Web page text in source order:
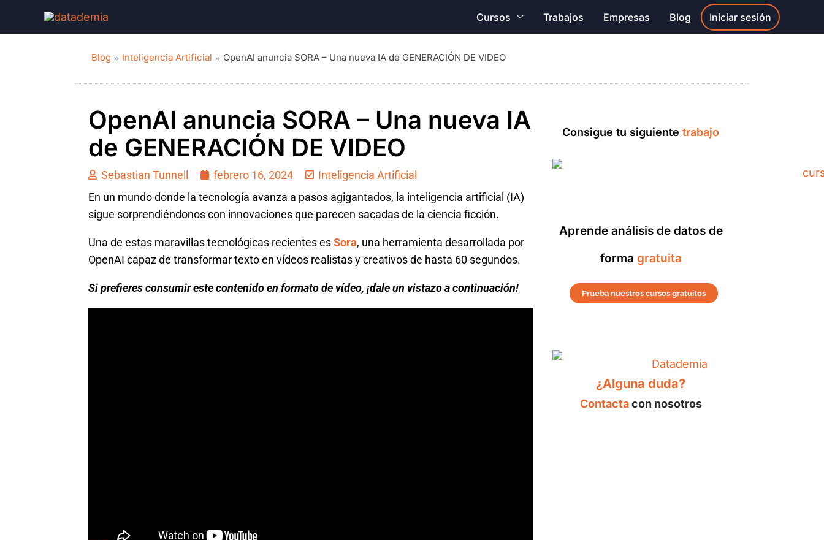
Cursos Trabajos Empresas Blog Iniciar sesión
Blog Inteligencia Artificial OpenAI anuncia SORA – Una nueva IA de GENERACIÓN DE VIDEO
OpenAI anuncia SORA – Una nueva IA
de GENERACIÓN DE VIDEO
Sebastian Tunnell febrero 16, 2024
Inteligencia Artificial
En un mundo donde la tecnología avanza a pasos agigantados, la inteligencia artificial (IA)
sigue sorprendiéndonos con innovaciones que parecen sacadas de la ciencia ficción.
Una de estas maravillas tecnológicas recientes esSora, una herramienta desarrollada por
OpenAI capaz de transformar texto en vídeos realistas y creativos de hasta 60 segundos.
Si prefieres consumir este contenido en formato de vídeo, ¡dale un vistazo a continuación!
Consigue tu siguientetrabajo
Aprende análisis de datos de
forma gratuita
Prueba nuestros cursos gratuitos
¿Alguna duda?
Contactacon nosotros